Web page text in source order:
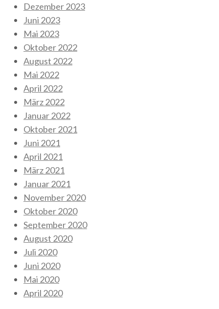
Dezember 2023
Juni 2023
Mai 2023
Oktober 2022
August 2022
Mai 2022
April 2022
März 2022
Januar 2022
Oktober 2021
Juni 2021
April 2021
März 2021
Januar 2021
November 2020
Oktober 2020
September 2020
August 2020
Juli 2020
Juni 2020
Mai 2020
April 2020